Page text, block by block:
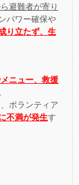
避難者が寄り
パワー確保や
り立たず、生
ニュー、救援
ボランティア
不満が発生す